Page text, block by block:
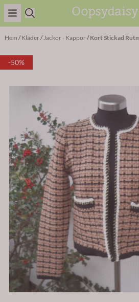
Hoppa till innehåll
Hem /Kläder/ Jackor - Kappor/Kort Stickad
-50%